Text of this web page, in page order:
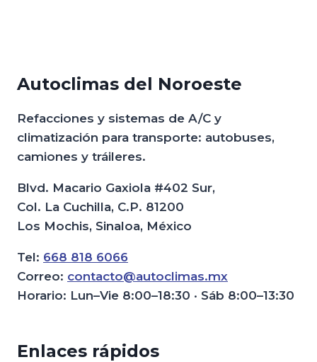
Autoclimas del Noroeste
Refacciones y sistemas de A/C y
climatización para transporte: autobuses,
camiones y tráileres.
Blvd. Macario Gaxiola #402 Sur,
Col. La Cuchilla, C.P. 81200
Los Mochis, Sinaloa, México
Tel: 668 818 6066
Correo: contacto@autoclimas.mx
Horario: Lun–Vie 8:00–18:30 · Sáb 8:00–13:30
Enlaces rápidos